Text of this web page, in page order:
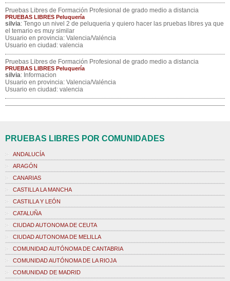
Pruebas Libres de Formación Profesional de grado medio a distancia
PRUEBAS LIBRES Peluquería
silvia: Tengo un nivel 2 de peluqueria y quiero hacer las pruebas libres ya que
el temario es muy similar
Usuario en provincia: Valencia/Valéncia
Usuario en ciudad: valencia
Pruebas Libres de Formación Profesional de grado medio a distancia
PRUEBAS LIBRES Peluquería
silvia: Informacion
Usuario en provincia: Valencia/Valéncia
Usuario en ciudad: valencia
PRUEBAS LIBRES POR COMUNIDADES
ANDALUCÍA
ARAGÓN
CANARIAS
CASTILLA LA MANCHA
CASTILLA Y LEÓN
CATALUÑA
CIUDAD AUTONOMA DE CEUTA
CIUDAD AUTONOMA DE MELILLA
COMUNIDAD AUTÓNOMA DE CANTABRIA
COMUNIDAD AUTÓNOMA DE LA RIOJA
COMUNIDAD DE MADRID